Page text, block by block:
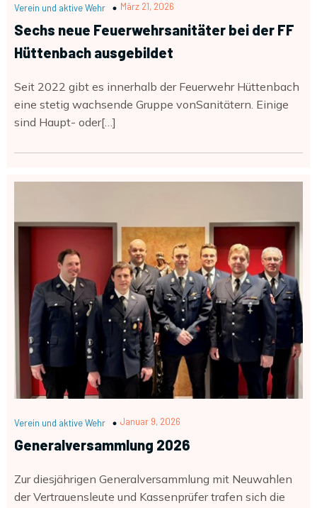
Verein und aktive Wehr März 21, 2026
Sechs neue Feuerwehrsanitäter bei der FF
Hüttenbach ausgebildet
Seit 2022 gibt es innerhalb der Feuerwehr Hüttenbach
eine stetig wachsende Gruppe vonSanitätern. Einige
sind Haupt- oder[…]
Verein und aktive Wehr Januar 9, 2026
Generalversammlung 2026
Zur diesjährigen Generalversammlung mit Neuwahlen
der Vertrauensleute und Kassenprüfer trafen sich die